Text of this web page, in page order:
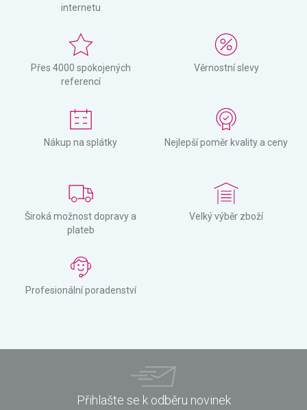
internetu
Přes 4000 spokojených
referencí
Věrnostní slevy
Nákup na splátky Nejlepší poměr kvality a ceny
Široká možnost dopravy a
plateb
Velký výběr zboží
Profesionální poradenství
Přihlašte se k odběru novinek